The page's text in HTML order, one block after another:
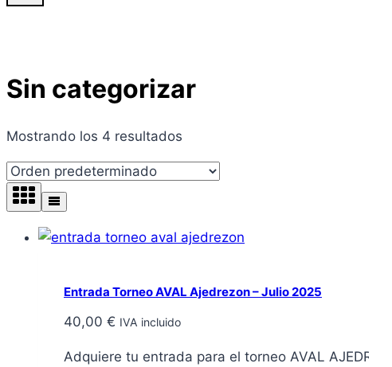
Sin categorizar
Mostrando los 4 resultados
Entrada Torneo AVAL Ajedrezon – Julio 2025
40,00 € IVA incluido
Adquiere tu entrada para el torneo AVAL